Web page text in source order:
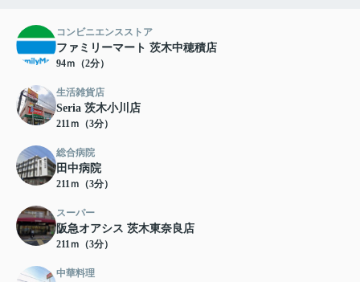
コンビニエンスストア
ファミリーマート 茨木中穂積店
94ｍ（2分）
生活雑貨店
Seria 茨木小川店
211ｍ（3分）
総合病院
田中病院
211ｍ（3分）
スーパー
阪急オアシス 茨木東奈良店
211ｍ（3分）
中華料理